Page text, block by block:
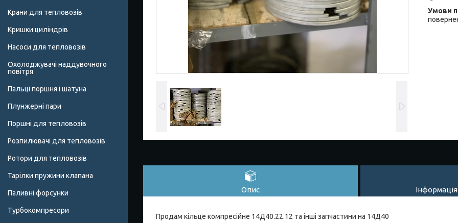
Опис
Продам кільце компресійне 14Д40.22.12 та інші запчастини на 14Д40
Крани для тепловозів
Кришки циліндрів
Насоси для тепловозів
Охолоджувачі наддувочного
повітря
Пальці поршня і шатуна
Плунжерні пари
Поршні для тепловозів
Розпилювачі для тепловозів
Ротори для тепловозів
Тарілки пружини клапана
Паливні форсунки
Турбокомпресори